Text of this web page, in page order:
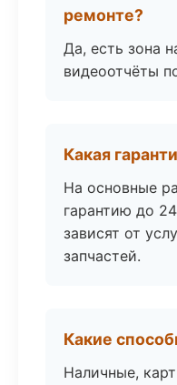
ремонте?
Да, есть зона
видеоотчёты
Какая
На основные
гарантию до
зависят от
запчастей.
Какие
Наличные,